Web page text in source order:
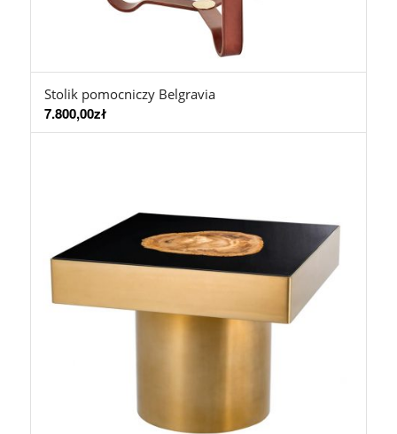
Stolik pomocniczy Belgravia
7.800,00zł